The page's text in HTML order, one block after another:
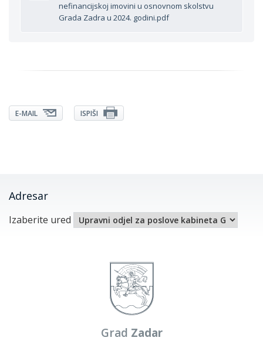
nefinancijskoj imovini u osnovnom skolstvu
Grada Zadra u 2024. godini.pdf
E-MAIL ISPIŠI
Adresar
Izaberite ured
Grad Zadar